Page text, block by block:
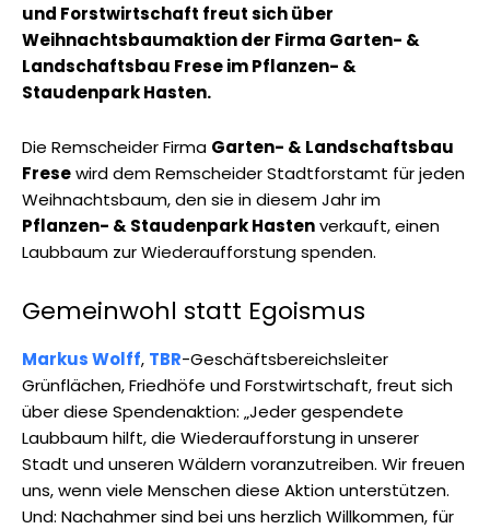
und Forstwirtschaft freut sich über
Weihnachtsbaumaktion der Firma Garten- &
Landschaftsbau Frese im Pflanzen- &
Staudenpark Hasten.
Die Remscheider Firma Garten- & Landschaftsbau
Fresewird dem Remscheider Stadtforstamt für jeden
Weihnachtsbaum, den sie in diesem Jahr im
Pflanzen- & Staudenpark Hastenverkauft, einen
Laubbaum zur Wiederaufforstung spenden.
Gemeinwohl statt Egoismus
Markus Wolff, TBR-Geschäftsbereichsleiter
Grünflächen, Friedhöfe und Forstwirtschaft, freut sich
über diese Spendenaktion: „Jeder gespendete
Laubbaum hilft, die Wiederaufforstung in unserer
Stadt und unseren Wäldern voranzutreiben. Wir freuen
uns, wenn viele Menschen diese Aktion unterstützen.
Und: Nachahmer sind bei uns herzlich Willkommen, für